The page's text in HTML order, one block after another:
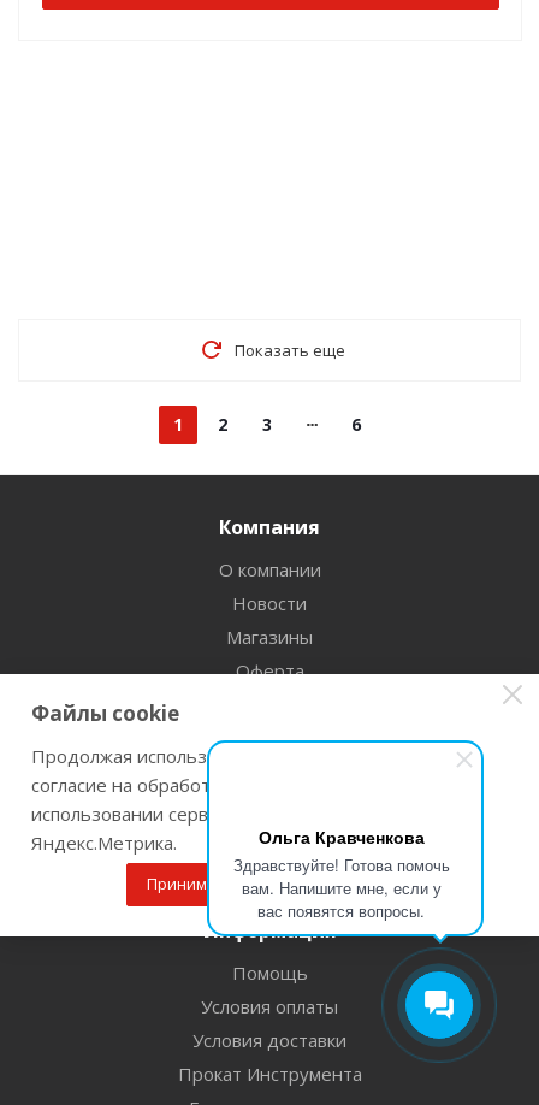
Ольга Кравченкова
Здравствуйте! Готова помочь
вам. Напишите мне, если у
вас появятся вопросы.
Показать еще
1 2 3 6
Компания
О компании
Новости
Магазины
Оферта
Спецоценка условий труда
Вакансии
Согласие на обработку персональных данных
Политика конфиденциальности
Информация
Помощь
Условия оплаты
Условия доставки
Прокат Инструмента
Файлы cookie
Продолжая использовать наш сайт Вы даете
согласие на обработку файлов cookie и
использовании сервисов веб-аналитики
Яндекс.Метрика.
Принимаю Подробнее